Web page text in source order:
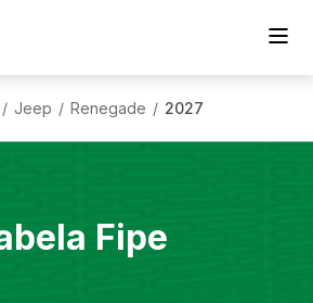
/ Jeep / Renegade / 2027
Fipe